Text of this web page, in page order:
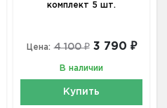
комплект 5 шт.
Цена: 4 100 ₽ 3 790 ₽
В наличии
Купить